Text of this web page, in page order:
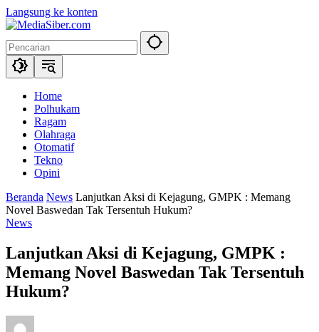
Langsung ke konten
Home
Polhukam
Ragam
Olahraga
Otomatif
Tekno
Opini
Beranda News Lanjutkan Aksi di Kejagung, GMPK : Memang
Novel Baswedan Tak Tersentuh Hukum?
News
Lanjutkan Aksi di Kejagung, GMPK :
Memang Novel Baswedan Tak Tersentuh
Hukum?